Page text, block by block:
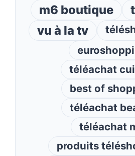
m6 boutique
vu à la tv
téléachat
best of
téléachat
téléachat
produits